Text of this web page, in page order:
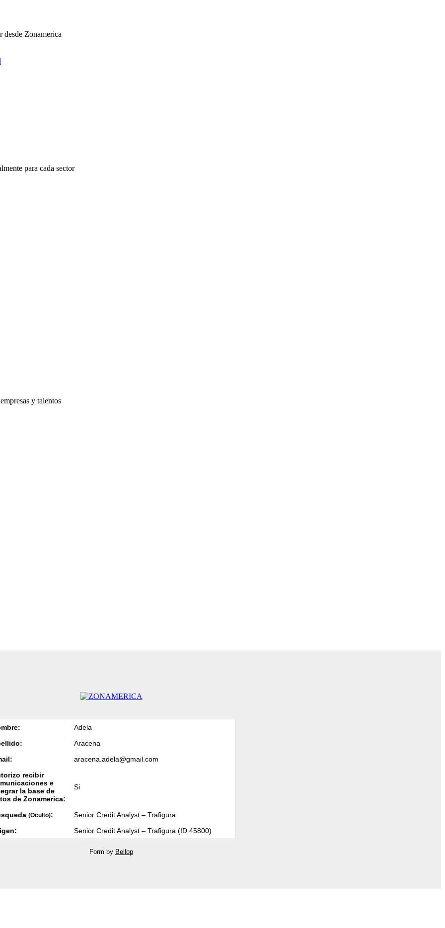
desde Zonamerica
para cada sector
y talentos
Adela
Aracena
aracena.adela@gmail.com
recibir
e
la base de
de Zonamerica:
Si
(Oculto):
Senior Credit Analyst – Trafigura
Senior Credit Analyst – Trafigura (ID 45800)
Form by Bellop